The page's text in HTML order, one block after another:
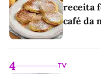
receita
café da
4 TV